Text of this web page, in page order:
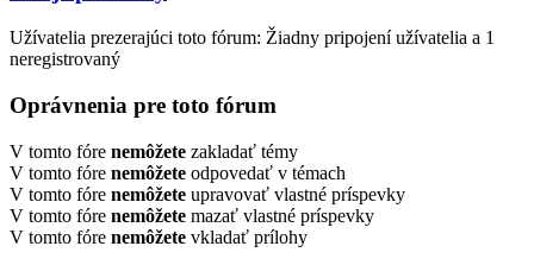
Užívatelia prezerajúci toto fórum: Žiadny pripojení užívatelia a 1
neregistrovaný
Oprávnenia pre toto fórum
V tomto fóre nemôžete zakladať témy
V tomto fóre nemôžete odpovedať v témach
V tomto fóre nemôžete upravovať vlastné príspevky
V tomto fóre nemôžete mazať vlastné príspevky
V tomto fóre nemôžete vkladať prílohy